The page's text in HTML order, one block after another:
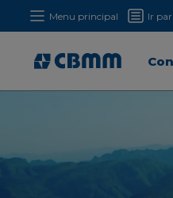
Menu principal Ir